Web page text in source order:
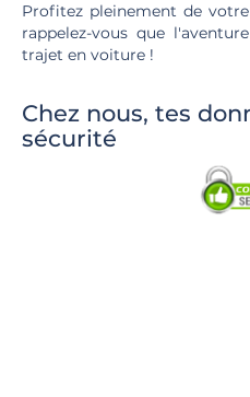
Profitez pleinement de
rappelez-vous que
trajet en voiture !
Chez nous, tes
sécurité